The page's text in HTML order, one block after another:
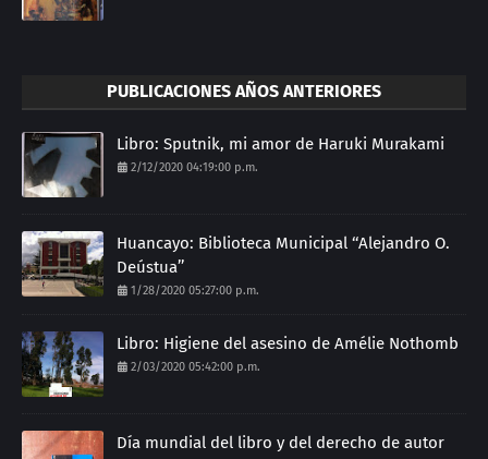
PUBLICACIONES AÑOS ANTERIORES
Libro: Sputnik, mi amor de Haruki Murakami
2/12/2020 04:19:00 p.m.
Huancayo: Biblioteca Municipal ‘‘Alejandro O.
Deústua’’
1/28/2020 05:27:00 p.m.
Libro: Higiene del asesino de Amélie Nothomb
2/03/2020 05:42:00 p.m.
Día mundial del libro y del derecho de autor